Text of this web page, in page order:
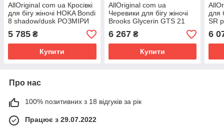
AllOriginal com ua Кросівкі
для бігу жіночі HOKA Bondi
8 shadow/dusk РОЗМІРИ
ЗАПИТУЙТЕ
5 785 ₴
Купити
AllOriginal com ua
Черевики для бігу жіночі
Brooks Glycerin GTS 21
black/grey/white РОЗМІРИ
ЗАПИТУЙТЕ
6 267₴
Купити
для
SR
6
Про нас
100% позитивних з 18 відгуків за рік
Працює з 29.07.2022